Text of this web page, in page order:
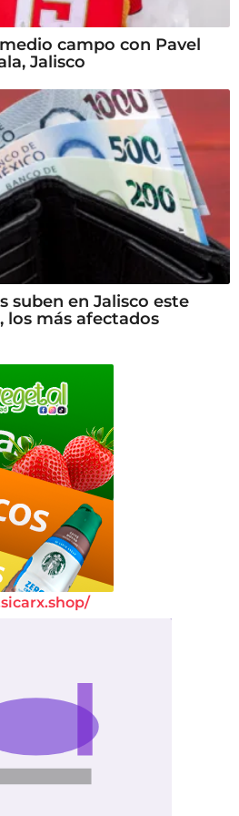
campo con Pavel
Jalisco
suben en Jalisco este
los más afectados